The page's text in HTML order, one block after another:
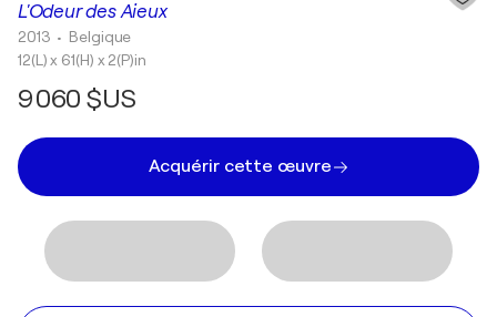
L'Odeur des Aieux
2013 • Belgique
12(L) x 61(H) x 2(P)in
9 060 $US
Acquérir cette œuvre